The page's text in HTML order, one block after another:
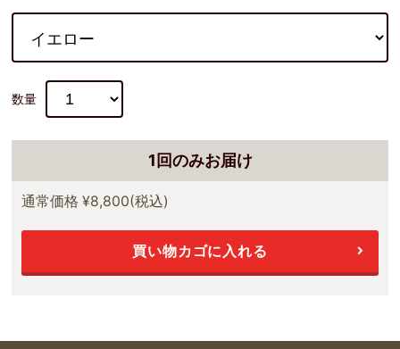
数量
1回のみお届け
通常価格¥8,800(税込)
買い物カゴに入れる